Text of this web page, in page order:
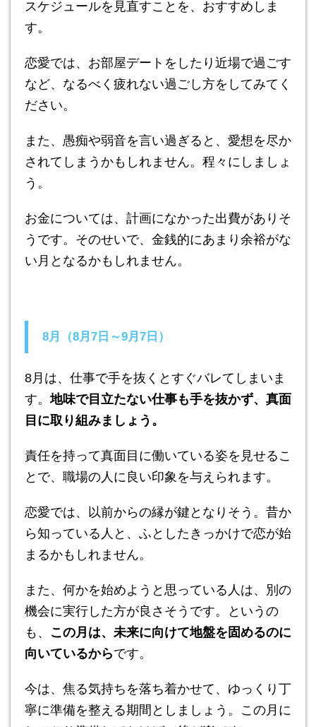
スケジュールを見直すことを、おすすめしま
す。
恋愛では、お部屋デートをしたり近場で過ごす
など、なるべく疲れない過ごし方をしてみてく
ださい。
また、愚痴や弱音を言い過ぎると、愛想を尽か
されてしまうかもしれません。程々にしましょ
う。
お金については、計画になかった出費がありそ
うです。そのせいで、金銭的にあまり余裕がな
い月となるかもしれません。
8月（8月7日～9月7日）
8月は、仕事で手を抜くとすぐバレてしまいま
す。地味で目立たない仕事も手を抜かず、真面
目に取り組みましょう。
責任を持って真面目に働いている姿を見せるこ
とで、職場の人に良い印象を与えられます。
恋愛では、以前からの縁が鍵となりそう。昔か
ら知っている人と、ふとしたきっかけで恋が始
まるかもしれません。
また、何かを始めようと思っている人は、別の
機会に実行した方が良さそうです。というの
も、 この月は、未来に向けて地盤を固めるのに
向いているからです。
今は、焦る気持ちを落ち着かせて、ゆっくり丁
寧に準備を整える期間としましょう。この月に